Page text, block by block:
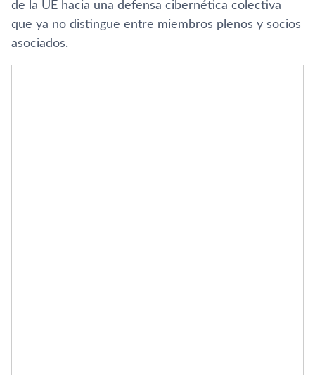
de la UE hacia una defensa cibernética colectiva
que ya no distingue entre miembros plenos y socios
asociados.